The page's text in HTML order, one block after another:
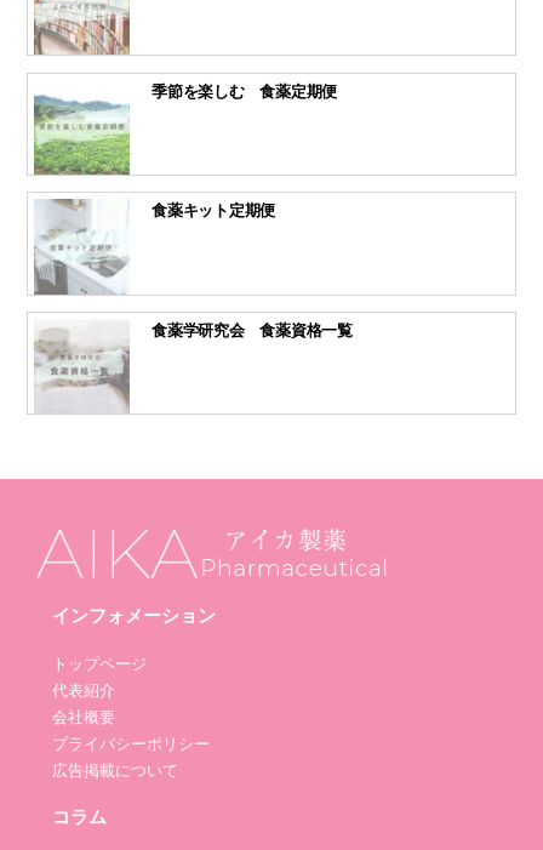
季節を楽しむ 食薬定期便
食薬キット定期便
食薬学研究会 食薬資格一覧
インフォメーション
トップページ
代表紹介
会社概要
プライバシーポリシー
広告掲載について
コラム